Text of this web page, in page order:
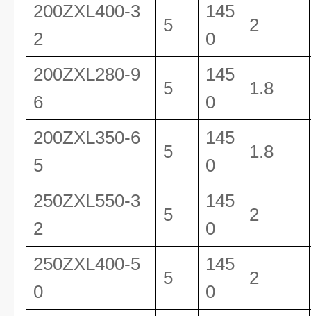
200ZXL400-3
2
5
145
0
2
200ZXL280-9
6
5
145
0
1.8
200ZXL350-6
5
5
145
0
1.8
250ZXL550-3
2
5
145
0
2
250ZXL400-5
0
5
145
0
2